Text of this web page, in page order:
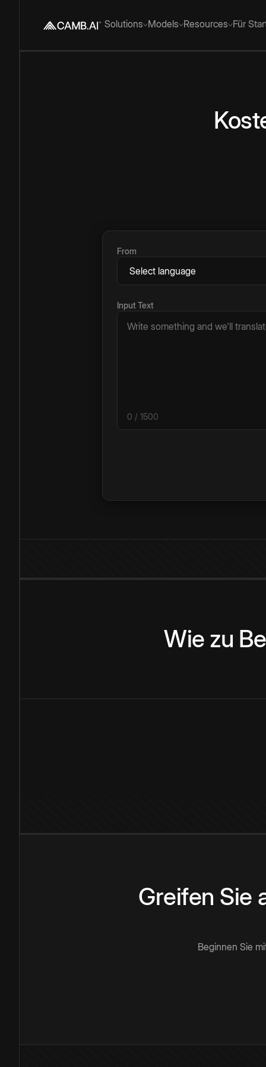
Solutions Models Resources Für
From
Input Text
0 / 1500
Wie zu
Greifen Sie
Beginnen Sie